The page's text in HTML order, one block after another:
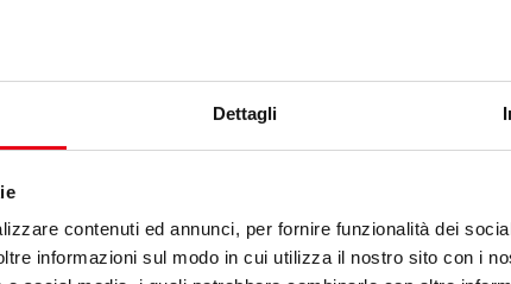
Dettagli
contenuti ed annunci, per fornire funzionalità dei
informazioni sul modo in cui utilizza il nostro sito con i
per la regia di Maria Grazia Cipriani, che la riprende oggi
Che felicità artistico-artigianale promana dall’Iliade del Teatro
L’assunzione del senso epico vi è risolta attraverso i materiali
metaforica che testimonia in ogni suo elemento la
Si sente, traspira dalla rappresentazione una stretta
aulici della ricostruzione o dell’astrazione intellettuale ma con
analogico che - sintetizzando e fisicamente concretando in
del testo - rende ogni aspetto della vicenda perspicuo e